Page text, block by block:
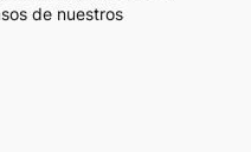
de nuestros